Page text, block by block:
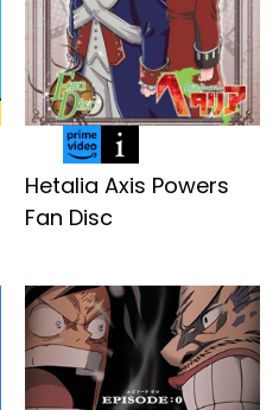
Hetalia Axis Powers
Fan Disc